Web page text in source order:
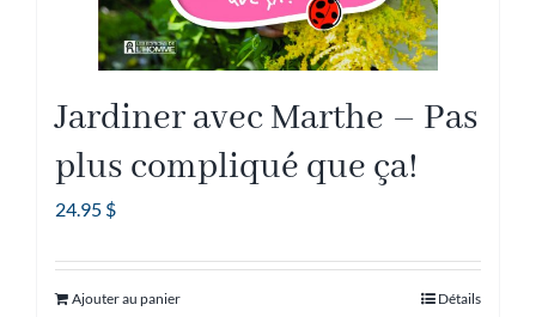
Jardiner avec Marthe – Pas
plus compliqué que ça!
24.95 $
Ajouter au panier Détails